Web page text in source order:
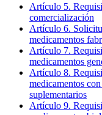
Artículo 5.
comercialización
Artículo 6.
medicamentos
Artículo 7.
medicamentos
Artículo 8.
medicamentos
suplementarios
Artículo 9.